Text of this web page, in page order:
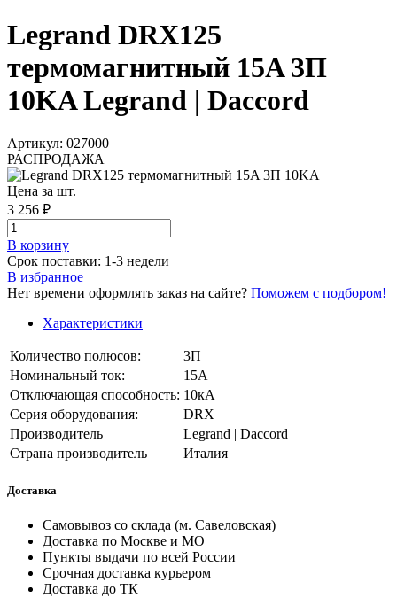
Legrand DRX125
термомагнитный 15A 3П
10KA Legrand | Daccord
Артикул: 027000
РАСПРОДАЖА
Цена за шт.
3 256 ₽
В корзинy
Срок поставки: 1-3 недели
В избранное
Нет времени оформлять заказ на сайте? Поможем с подбором!
Характеристики
Количество полюсов:
3П
Номинальный ток:
15А
Отключающая способность: 10кА
Серия оборудования:
DRX
Производитель
Legrand | Daccord
Страна производитель
Италия
Доставка
Самовывоз со склада (м. Савеловская)
Доставка по Москве и МО
Пункты выдачи по всей России
Срочная доставка курьером
Доставка до ТК